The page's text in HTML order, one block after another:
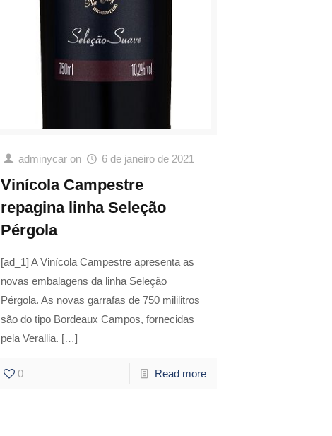
adminycar on 6 de janeiro de 2021
Vinícola Campestre
repagina linha Seleção
Pérgola
[ad_1] A Vinícola Campestre apresenta as
novas embalagens da linha Seleção
Pérgola. As novas garrafas de 750 mililitros
são do tipo Bordeaux Campos, fornecidas
pela Verallia. […]
0 Read more